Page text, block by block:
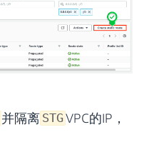
并隔离 STGVPC的IP，